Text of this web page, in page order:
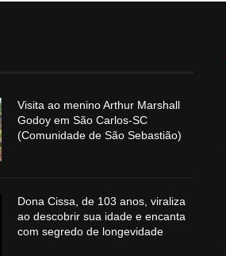
Visita ao menino Arthur Marshall
Godoy em São Carlos-SC
(Comunidade de São Sebastião)
Dona Cissa, de 103 anos, viraliza
ao descobrir sua idade e encanta
com segredo de longevidade